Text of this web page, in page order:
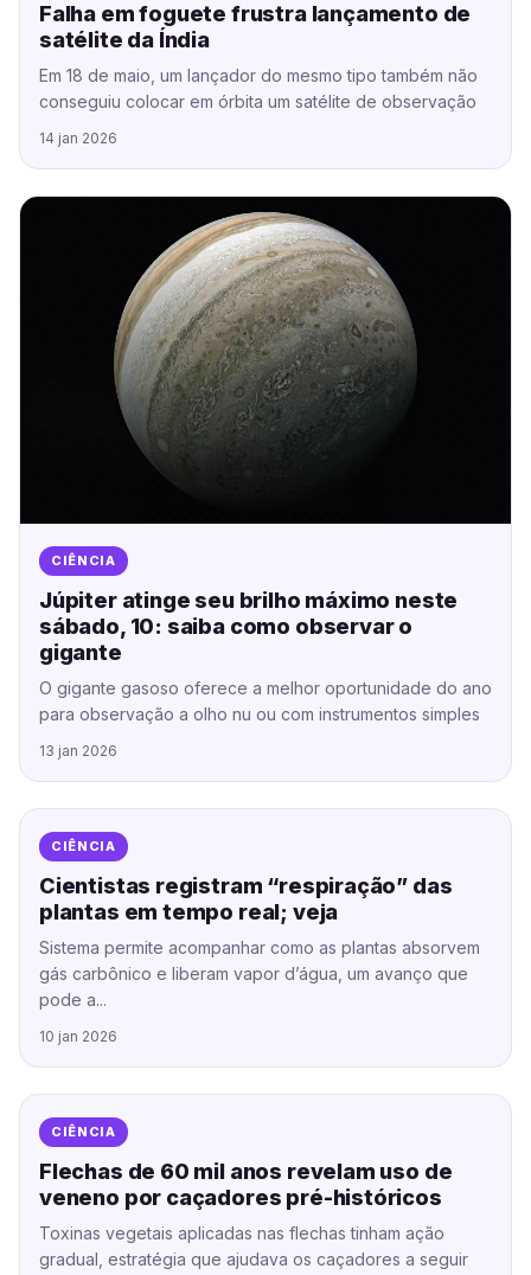
Falha em foguete frustra lançamento de
satélite da Índia
Em 18 de maio, um lançador do mesmo tipo também não
conseguiu colocar em órbita um satélite de observação
14 jan 2026
CIÊNCIA
Júpiter atinge seu brilho máximo neste
sábado, 10: saiba como observar o
gigante
O gigante gasoso oferece a melhor oportunidade do ano
para observação a olho nu ou com instrumentos simples
13 jan 2026
CIÊNCIA
Cientistas registram “respiração” das
plantas em tempo real; veja
Sistema permite acompanhar como as plantas absorvem
gás carbônico e liberam vapor d’água, um avanço que
pode a...
10 jan 2026
CIÊNCIA
Flechas de 60 mil anos revelam uso de
veneno por caçadores pré-históricos
Toxinas vegetais aplicadas nas flechas tinham ação
gradual, estratégia que ajudava os caçadores a seguir